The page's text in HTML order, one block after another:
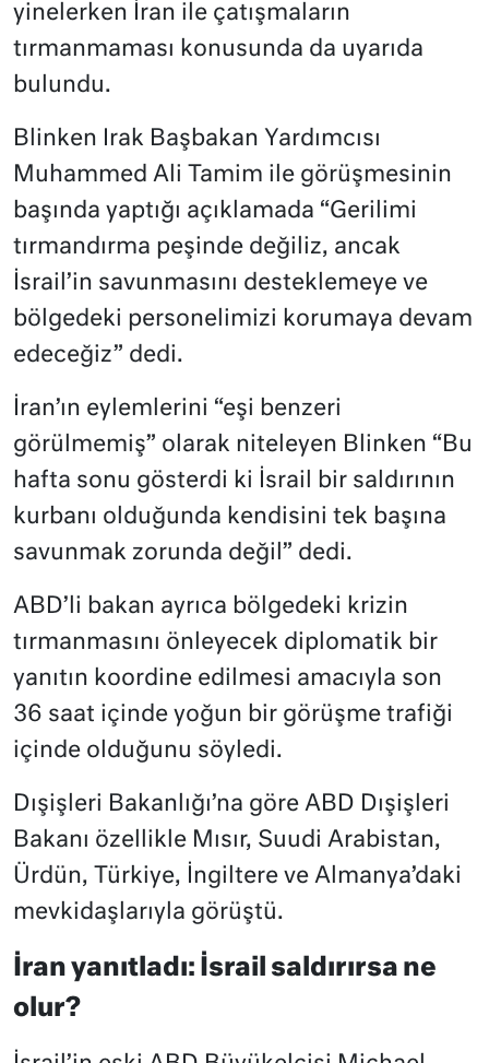
yinelerken İran ile çatışmaların
tırmanmaması konusunda da uyarıda
bulundu.
Blinken Irak Başbakan Yardımcısı
Muhammed Ali Tamim ile görüşmesinin
başında yaptığı açıklamada “Gerilimi
tırmandırma peşinde değiliz, ancak
İsrail’in savunmasını desteklemeye ve
bölgedeki personelimizi korumaya devam
edeceğiz” dedi.
İran’ın eylemlerini “eşi benzeri
görülmemiş” olarak niteleyen Blinken “Bu
hafta sonu gösterdi ki İsrail bir saldırının
kurbanı olduğunda kendisini tek başına
savunmak zorunda değil” dedi.
ABD’li bakan ayrıca bölgedeki krizin
tırmanmasını önleyecek diplomatik bir
yanıtın koordine edilmesi amacıyla son
36 saat içinde yoğun bir görüşme trafiği
içinde olduğunu söyledi.
Dışişleri Bakanlığı’na göre ABD Dışişleri
Bakanı özellikle Mısır, Suudi Arabistan,
Ürdün, Türkiye, İngiltere ve Almanya’daki
mevkidaşlarıyla görüştü.
İran yanıtladı: İsrail saldırırsa ne
olur?